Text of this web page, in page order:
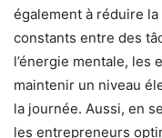
également à réduire
constants entre des
l’énergie mentale, les
maintenir un niveau
la journée. Aussi, en
les entrepreneurs